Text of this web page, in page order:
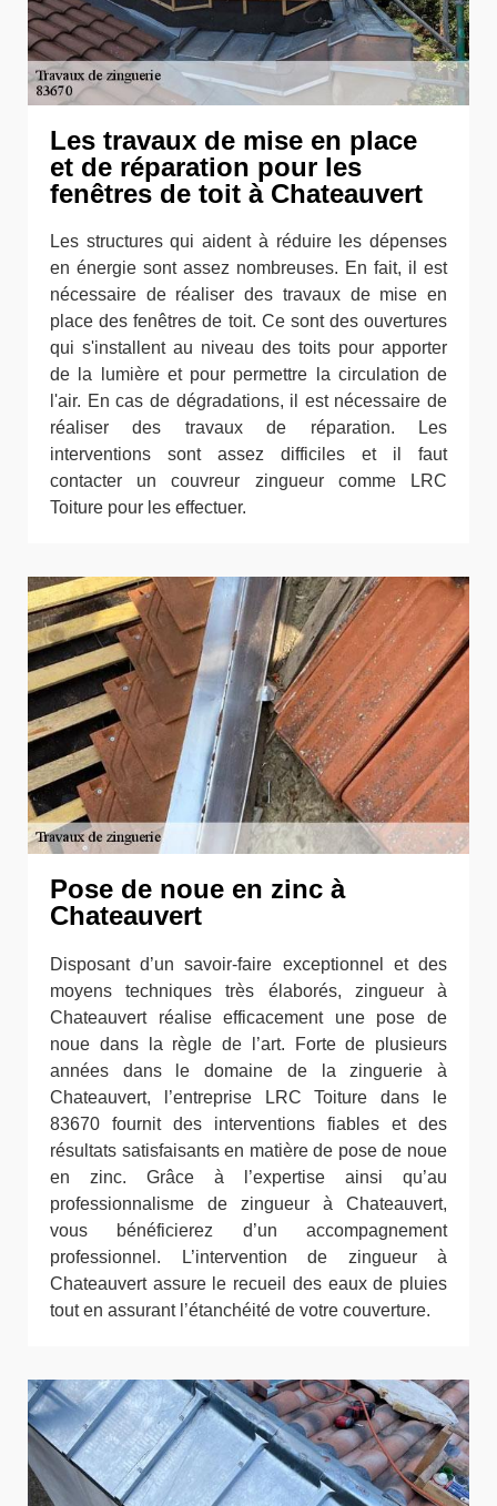
Les travaux de mise en place
et de réparation pour les
fenêtres de toit à Chateauvert
Les structures qui aident à réduire les dépenses
en énergie sont assez nombreuses. En fait, il est
nécessaire de réaliser des travaux de mise en
place des fenêtres de toit. Ce sont des ouvertures
qui s'installent au niveau des toits pour apporter
de la lumière et pour permettre la circulation de
l'air. En cas de dégradations, il est nécessaire de
réaliser des travaux de réparation. Les
interventions sont assez difficiles et il faut
contacter un couvreur zingueur comme LRC
Toiture pour les effectuer.
Pose de noue en zinc à
Chateauvert
Disposant d’un savoir-faire exceptionnel et des
moyens techniques très élaborés, zingueur à
Chateauvert réalise efficacement une pose de
noue dans la règle de l’art. Forte de plusieurs
années dans le domaine de la zinguerie à
Chateauvert, l’entreprise LRC Toiture dans le
83670 fournit des interventions fiables et des
résultats satisfaisants en matière de pose de noue
en zinc. Grâce à l’expertise ainsi qu’au
professionnalisme de zingueur à Chateauvert,
vous bénéficierez d’un accompagnement
professionnel. L’intervention de zingueur à
Chateauvert assure le recueil des eaux de pluies
tout en assurant l’étanchéité de votre couverture.